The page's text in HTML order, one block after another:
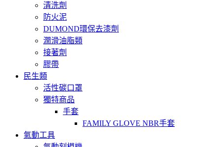
清洗劑
防火泥
DUMOND環保去漆劑
潤滑油脂類
接著劑
膠帶
民生類
活性碳口罩
獨特商品
手套
FAMILY GLOVE NBR手套
氣動工具